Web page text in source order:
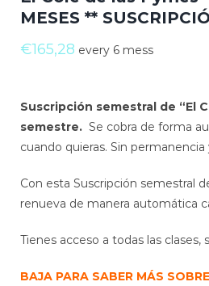
MESES **
€165,28 every 6 mess
Suscripción semestral de “El
semestre. Se cobra de forma
cuando quieras. Sin
Con esta Suscripción semestral
renueva de manera automática
Tienes acceso a todas las
BAJA PARA SABER MÁS